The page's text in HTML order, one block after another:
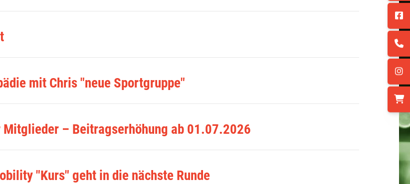
mit Chris "neue Sportgruppe"
– Beitragserhöhung ab 01.07.2026
"Kurs" geht in die nächste Runde